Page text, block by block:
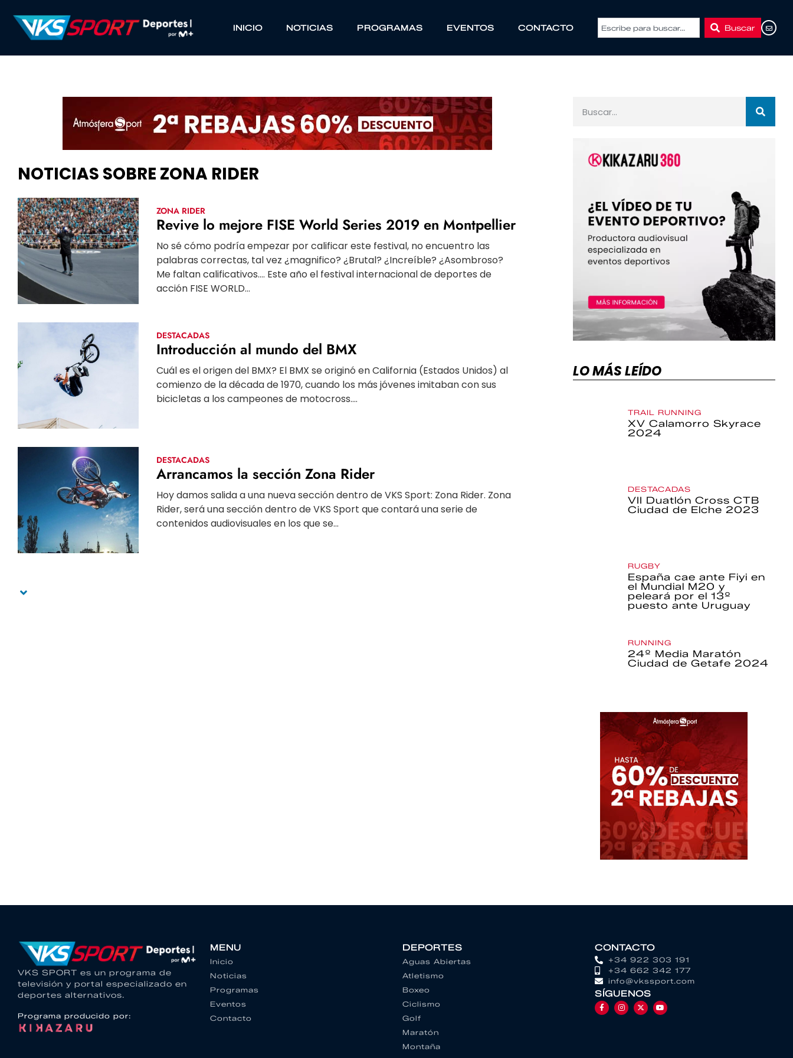
INICIO NOTICIAS PROGRAMAS EVENTOS CONTACTO Buscar
NOTICIAS SOBRE ZONA RIDER
ZONA RIDER
Revive lo mejore FISE World Series 2019 en Montpellier
No sé cómo podría empezar por calificar este festival, no encuentro las
palabras correctas, tal vez ¿magnifico? ¿Brutal? ¿Increíble? ¿Asombroso?
Me faltan calificativos…. Este año el festival internacional de deportes de
acción FISE WORLD...
DESTACADAS
Introducción al mundo del BMX
Cuál es el origen del BMX? El BMX se originó en California (Estados Unidos) al
comienzo de la década de 1970, cuando los más jóvenes imitaban con sus
bicicletas a los campeones de motocross....
DESTACADAS
Arrancamos la sección Zona Rider
Hoy damos salida a una nueva sección dentro de VKS Sport: Zona Rider. Zona
Rider, será una sección dentro de VKS Sport que contará una serie de
contenidos audiovisuales en los que se...
LO MÁS LEÍDO
TRAIL RUNNING
XV Calamorro Skyrace
2024
DESTACADAS
VII Duatlón Cross CTB
Ciudad de Elche 2023
RUGBY
España cae ante Fiyi en
el Mundial M20 y
peleará por el 13º
puesto ante Uruguay
RUNNING
24º Media Maratón
Ciudad de Getafe 2024
VKS SPORT es un programa de
televisión y portal especializado en
deportes alternativos.
Programa producido por:
MENU
Inicio
Noticias
Programas
Eventos
Contacto
DEPORTES
Aguas Abiertas
Atletismo
Boxeo
Ciclismo
Golf
Maratón
Montaña
CONTACTO
+34 922 303 191
+34 662 342 177
info@vkssport.com
SÍGUENOS